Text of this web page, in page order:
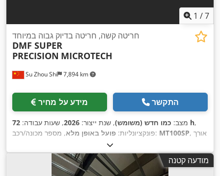
1 /7
Su Zhou Shi 7,894 km
חריטה קשה, חריטה בדיוק גבוה במיוחד
DMF SUPER
PRECISION MICROTECH
מידע על מחיר התקשר
מצב: כמו חדש (משומש), שנת ייצור: 2026, שעות עבודה: 72 h,
פונקציונליות: פועל באופן מלא , מספר מכונה/רכב: MT100SP, אורך
, קוטר חריטה מעל המוביל הרוחבי:
מ"מ, קוטר חריטה:350 מ"מ , הספק מנוע הציר:12,000 וואט
,
מהירות ציר (בדקה):50 סל"ד , מהירות ציר (מקסימלית): מודעה קטנה